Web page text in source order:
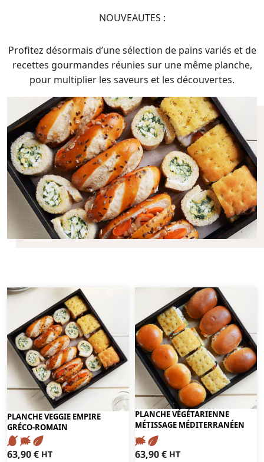
NOUVEAUTES :
Profitez désormais d’une sélection de pains variés et de
recettes gourmandes réunies sur une même planche,
pour multiplier les saveurs et les découvertes.
PLANCHE VEGGIE EMPIRE
GRÉCO-ROMAIN
63,90€ HT
PLANCHE VÉGÉTARIENNE
MÉTISSAGE MÉDITERRANÉEN
63,90€ HT